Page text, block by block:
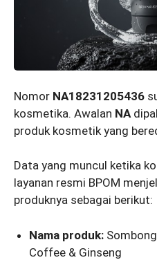
Nomor NA18231205436
kosmetika. Awalan NA
produk kosmetik yang
Data yang muncul ketika
layanan resmi BPOM
produknya sebagai berikut:
Nama produk:
Coffee & Ginseng